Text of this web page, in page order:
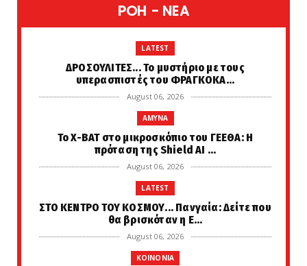
POH - NEA
LATEST
ΔΡΟΣΟΥΛΙΤΕΣ... Το μυστήριο με τους
υπερασπιστές του ΦΡΑΓΚΟΚΑ...
August 06, 2026
AMYNA
Το X-BAT στο μικροσκόπιο του ΓΕΕΘΑ: Η
πρόταση της Shield AI ...
August 06, 2026
LATEST
ΣΤΟ ΚΕΝΤΡΟ ΤΟΥ ΚΟΣΜΟΥ... Πανγαία: Δείτε που
θα βρισκόταν η Ε...
August 06, 2026
KOINONIA